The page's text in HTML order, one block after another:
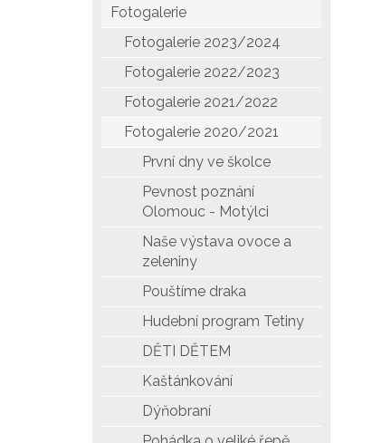
Fotogalerie
Fotogalerie 2023/2024
Fotogalerie 2022/2023
Fotogalerie 2021/2022
Fotogalerie 2020/2021
První dny ve školce
Pevnost poznání
Olomouc - Motýlci
Naše výstava ovoce a
zeleniny
Pouštíme draka
Hudební program Tetiny
DĚTI DĚTEM
Kaštánkování
Dýňobraní